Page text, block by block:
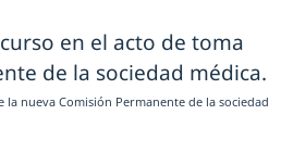
nueva Comisión Permanente de la sociedad